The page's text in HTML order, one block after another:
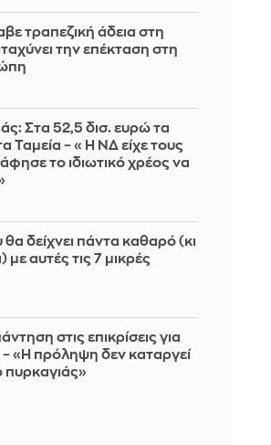
τραπεζική άδεια στη
την επέκταση στη
Στα 52,5 δισ. ευρώ τα
Ταμεία – «Η ΝΔ είχε τους
το ιδιωτικό χρέος να
θα δείχνει πάντα καθαρό (κι
με αυτές τις 7 μικρές
στις επικρίσεις για
«Η πρόληψη δεν καταργεί
πυρκαγιάς»